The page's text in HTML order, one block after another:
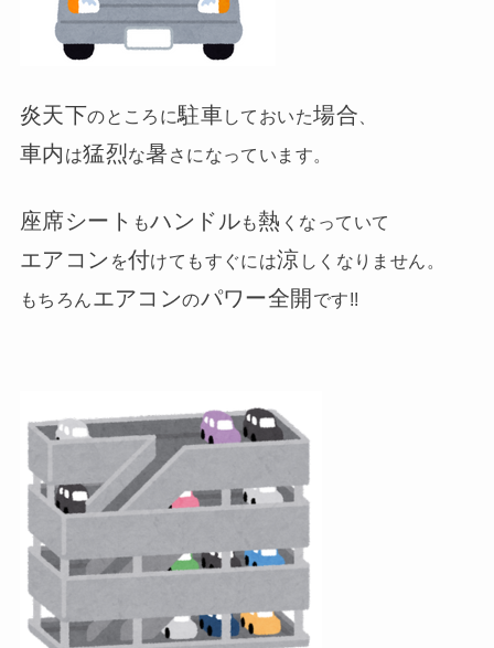
炎天下のところに駐車しておいた場合
車内 は猛烈な暑さになっています。
座席シート もハンドルも熱 くなっていて
エアコン を付けてもすぐには涼 しくなりません。
もちろんエアコンのパワー全開 です!!